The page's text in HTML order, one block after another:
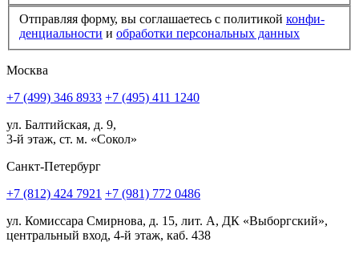
Отправляя форму, вы соглашаетесь с политикой конфи­
ден­циальности и обработки персональных данных
Москва
+7 (499) 346 8933 +7 (495) 411 1240
ул. Балтийская, д. 9,
3-й этаж, ст. м. «Сокол»
Санкт-Петербург
+7 (812) 424 7921 +7 (981) 772 0486
ул. Комиссара Смирнова, д. 15, лит. А, ДК «Выборгский»,
центральный вход, 4-й этаж, каб. 438